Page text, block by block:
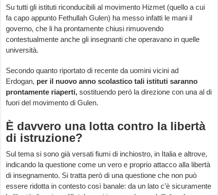
Su tutti gli istituti riconducibili al movimento Hizmet (quello a cui
fa capo appunto Fethullah Gulen) ha messo infatti le mani il
governo, che li ha prontamente chiusi rimuovendo
contestualmente anche gli insegnanti che operavano in quelle
università.
Secondo quanto riportato di recente da uomini vicini ad
Erdogan, per il nuovo anno scolastico tali istituti saranno
prontamente riaperti, sostituendo però la direzione con una al di
fuori del movimento di Gulen.
È davvero una lotta contro la libertà
di istruzione?
Sul tema si sono già versati fiumi di inchiostro, in Italia e altrove,
indicando la questione come un vero e proprio attacco alla libertà
di insegnamento. Si tratta però di una questione che non può
essere ridotta in contesto così banale: da un lato c’è sicuramente